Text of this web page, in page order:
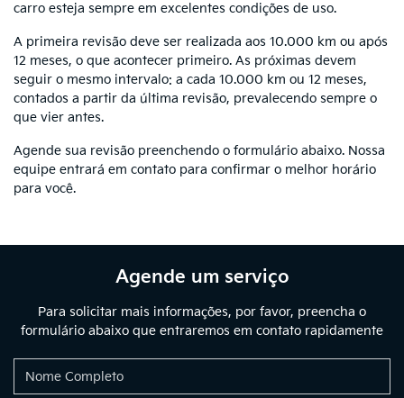
carro esteja sempre em excelentes condições de uso.
A primeira revisão deve ser realizada aos 10.000 km ou após
12 meses, o que acontecer primeiro. As próximas devem
seguir o mesmo intervalo: a cada 10.000 km ou 12 meses,
contados a partir da última revisão, prevalecendo sempre o
que vier antes.
Agende sua revisão preenchendo o formulário abaixo. Nossa
equipe entrará em contato para confirmar o melhor horário
para você.
Agende um serviço
Para solicitar mais informações, por favor, preencha o
formulário abaixo que entraremos em contato rapidamente